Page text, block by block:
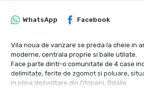
WhatsApp Facebook
Vila noua de vanzare se preda la cheie in
moderne, centrala proprie si baile utilate.
Face parte dintr-o comunitate de 4 case
delimitate, ferite de zgomot si poluare,
in plina dezvoltare din Otopeni, Odaile.